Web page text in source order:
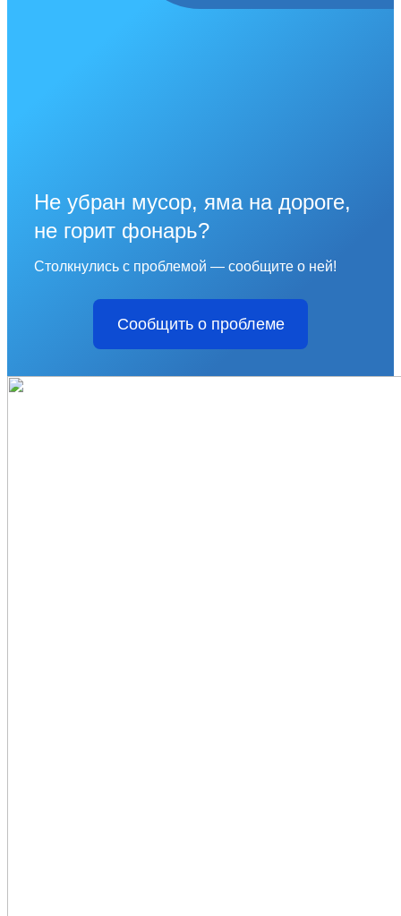
Не убран мусор, яма на дороге,
не горит фонарь?
Столкнулись с проблемой — сообщите о ней!
Сообщить о проблеме